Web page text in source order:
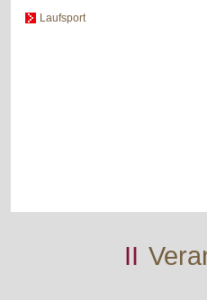
Laufsport
II